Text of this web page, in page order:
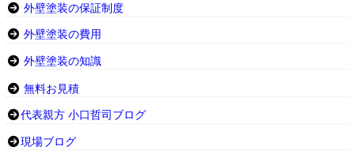
外壁塗装の保証制度
外壁塗装の費用
外壁塗装の知識
無料お見積
代表親方 小口哲司ブログ
現場ブログ